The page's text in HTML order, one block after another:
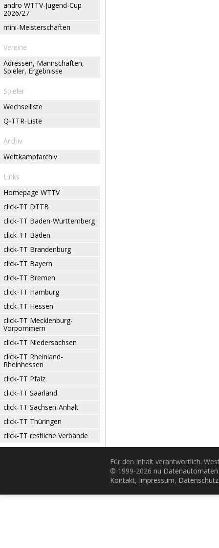
andro WTTV-Jugend-Cup
2026/27
mini-Meisterschaften
Vereine
Adressen, Mannschaften,
Spieler, Ergebnisse
Spieler
Wechselliste
Q-TTR-Liste
Archiv
Wettkampfarchiv
Links
Homepage WTTV
click-TT DTTB
click-TT Baden-Württemberg
click-TT Baden
click-TT Brandenburg
click-TT Bayern
click-TT Bremen
click-TT Hamburg
click-TT Hessen
click-TT Mecklenburg-
Vorpommern
click-TT Niedersachsen
click-TT Rheinland-
Rheinhessen
click-TT Pfalz
click-TT Saarland
click-TT Sachsen-Anhalt
click-TT Thüringen
click-TT restliche Verbände
Für den Inhalt verantwortlich:
© 1999-2026 nu
Kontakt, Impressum, Datenschutz